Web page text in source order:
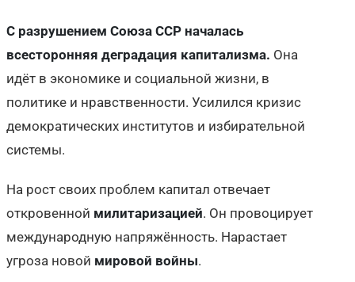
С разрушением Союза ССР началась
всесторонняя деградация капитализма. Она
идёт в экономике и социальной жизни, в
политике и нравственности. Усилился кризис
демократических институтов и избирательной
системы.
На рост своих проблем капитал отвечает
откровенной милитаризацией. Он провоцирует
международную напряжённость. Нарастает
угроза новой мировой войны.